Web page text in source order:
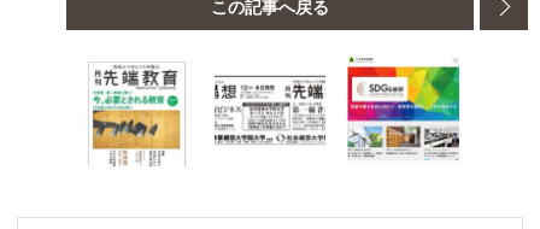
この記事へ戻る